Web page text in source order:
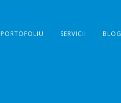
PORTOFOLIU SERVICII BLOG